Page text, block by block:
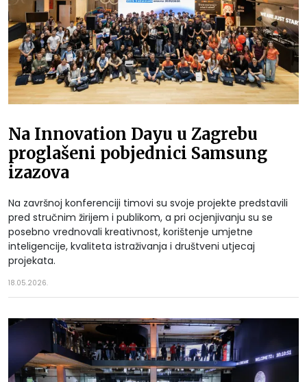
Na Innovation Dayu u Zagrebu
proglašeni pobjednici Samsung
izazova
Na završnoj konferenciji timovi su svoje projekte predstavili
pred stručnim žirijem i publikom, a pri ocjenjivanju su se
posebno vrednovali kreativnost, korištenje umjetne
inteligencije, kvaliteta istraživanja i društveni utjecaj
projekata.
18.05.2026.